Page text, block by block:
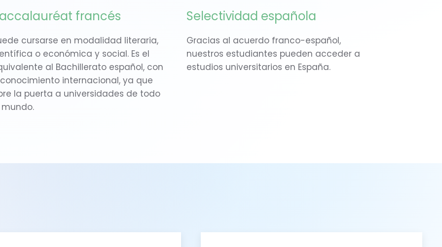
francés
cursarse en modalidad literaria,
o económica y social. Es el
al Bachillerato español, con
internacional, ya que
la puerta a universidades de todo
Selectividad española
Gracias al acuerdo franco-español,
nuestros estudiantes pueden acceder a
estudios universitarios en España.